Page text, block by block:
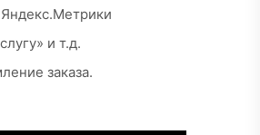
и т.д.
заказа.